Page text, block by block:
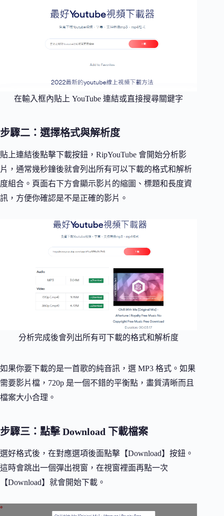
在輸入框內貼上 YouTube 連結或直接搜尋關鍵字
步驟二：選擇格式與解析度
貼上連結後點擊下載按鈕，RipYouTube 會開始分析影
片，通常幾秒鐘後就會列出所有可以下載的格式和解析
度組合。頁面右下方會顯示影片的縮圖、標題和長度資
訊，方便你確認是不是正確的影片。
分析完成後會列出所有可下載的格式和解析度
如果你要下載的是一首歌的純音訊，選 MP3 格式。如果
需要影片檔，720p 是一個不錯的平衡點，畫質清晰而且
檔案大小合理。
步驟三：點擊 Download 下載檔案
選好格式後，在對應選項後面點擊【Download】按鈕。
這時會跳出一個彈出視窗，在視窗裡面再點一次
【Download】就會開始下載。